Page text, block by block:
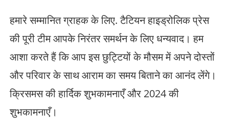
हमारे सम्मानित ग्राहक के लिए. टैटियन हाइड्रोलिक प्रेस
की पूरी टीम आपके निरंतर समर्थन के लिए धन्यवाद। हम
आशा करते हैं कि आप इस छुट्टियों के मौसम में अपने दोस्तों
और परिवार के साथ आराम का समय बिताने का आनंद लेंगे।
क्रिसमस की हार्दिक शुभकामनाएँ और 2024 की
शुभकामनाएँ।